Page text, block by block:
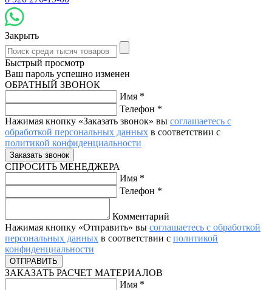
Закрыть
Быстрый просмотр
Ваш пароль успешно изменен
ОБРАТНЫЙ ЗВОНОК
Имя *
Телефон *
Нажимая кнопку «Заказать звонок» вы соглашаетесь с
обработкой персональных данных в соответствии с
политикой конфиденциальности
СПРОСИТЬ МЕНЕДЖЕРА
Имя *
Телефон *
Комментарий
Нажимая кнопку «Отправить» вы соглашаетесь с обработкой
персональных данных в соответствии с политикой
конфиденциальности
ЗАКАЗАТЬ РАСЧЕТ МАТЕРИАЛОВ
Имя *